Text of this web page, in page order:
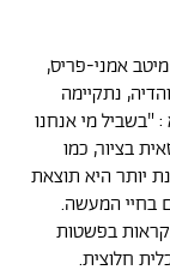
אמני-פריס,
נתקיימה
"בשביל מי אנחנו
בציור, כמו
יותר היא תוצאת
בחיי המעשה.
בפשטות
חלוצית.